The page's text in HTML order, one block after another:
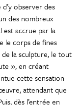
observer des
des nombreux
est accrue par la
le corps de fines
de la sculpture, le tout
», en créant
cette sensation
attendant que
dès l’entrée en